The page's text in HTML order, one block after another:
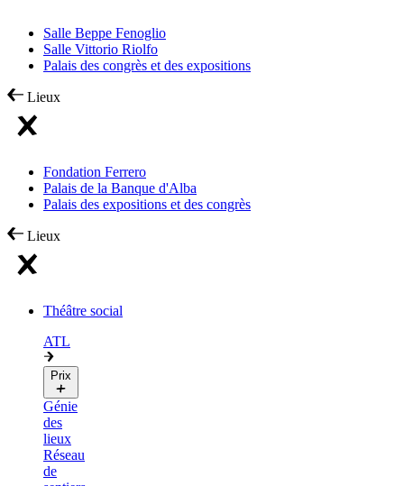
Salle Beppe Fenoglio
Salle Vittorio Riolfo
Palais des congrès et des expositions
Lieux
Fondation Ferrero
Palais de la Banque d'Alba
Palais des expositions et des congrès
Lieux
Théâtre social
ATL
Prix
Génie
des
lieux
Réseau
de